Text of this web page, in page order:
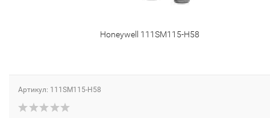
Honeywell 111SM115-H58
Артикул: 111SM115-H58